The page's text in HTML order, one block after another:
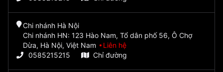
Chi nhánh Hà Nội
Chi nhánh HN: 123 Hào Nam, Tổ dân phố 56, Ô Chợ
Dừa, Hà Nội, Việt Nam
Liên hệ
0585215215
Chỉ đường